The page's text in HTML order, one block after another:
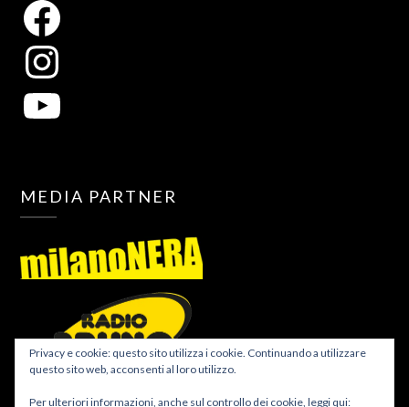
MEDIA PARTNER
Privacy e cookie: questo sito utilizza i cookie. Continuando a utilizzare
questo sito web, acconsenti al loro utilizzo.
Per ulteriori informazioni, anche sul controllo dei cookie, leggi qui: